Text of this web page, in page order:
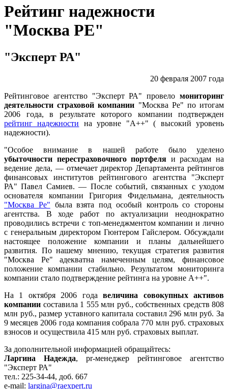
Рейтинг надежности
"Москва РЕ"
"Эксперт РА"
20 февраля 2007 года
Рейтинговое агентство "Эксперт РА" провело мониторинг
деятельности страховой компании "Москва Ре" по итогам
2006 года, в результате которого компании подтвержден
рейтинг надежности на уровне "А++" ( высокий уровень
надежности).
"Особое внимание в нашей работе было уделено
убыточности перестраховочного портфеля и расходам на
ведение дела, — отмечает директор Департамента рейтингов
финансовых институтов рейтингового агентства "Эксперт
РА" Павел Самиев. — После событий, связанных с уходом
основателя компании Григория Фидельмана, деятельность
"Москва Ре" была взята под особый контроль со стороны
агентства. В ходе работ по актуализации неоднократно
проводились встречи с топ-менеджментом компании и лично
с генеральным директором Гюнтером Гайслером. Обсуждали
настоящее положение компании и планы дальнейшего
развития. По нашему мнению, текущая стратегия развития
"Москва Ре" адекватна намеченным целям, финансовое
положение компании стабильно. Результатом мониторинга
компании стало подтверждение рейтинга на уровне А++".
На 1 октября 2006 годавеличина совокупных активов
компании составила 1 555 млн руб., собственных средств 808
млн руб., размер уставного капитала составил 296 млн руб. За
9 месяцев 2006 года компания собрала 770 млн руб. страховых
взносов и осуществила 415 млн руб. страховых выплат.
За дополнительной информацией обращайтесь:
Ларгина Надежда, pr-менеджер рейтинговое агентство
"Эксперт РА"
тел.: 225-34-44, доб. 667
e-mail: largina@raexpert.ru